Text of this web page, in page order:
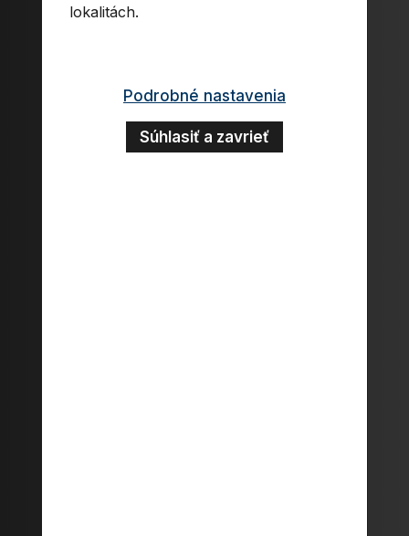
lokalitách.
Podrobné nastavenia
Súhlasiť a zavrieť